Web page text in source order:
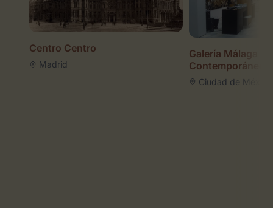
Centro Centro
Madrid
Galería Málaga
Contemporáneo
Ciudad de México